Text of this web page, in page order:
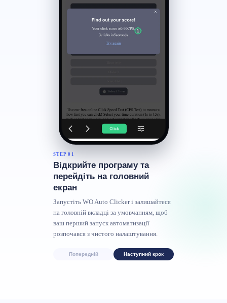
STEP 01
Відкрийте програму та
перейдіть на головний
екран
Запустіть WO Auto Clicker і залишайтеся
на головній вкладці за умовчанням, щоб
ваш перший запуск автоматизації
розпочався з чистого налаштування.
Попередній Наступний крок